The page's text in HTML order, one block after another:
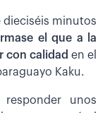
dieciséis minutos
el que a la
con calidad en el
Kaku.
unos